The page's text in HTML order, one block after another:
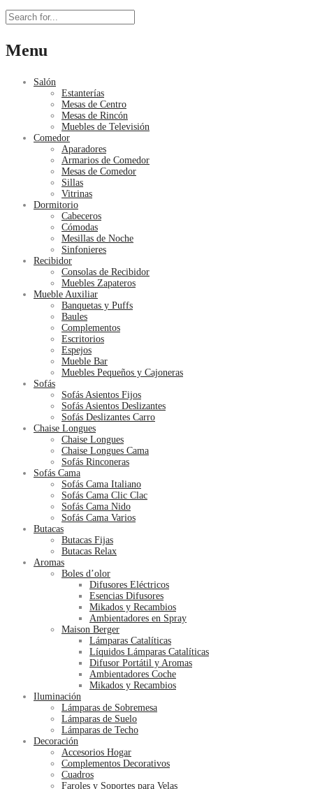
Menu
Salón
Estanterías
Mesas de Centro
Mesas de Rincón
Muebles de Televisión
Comedor
Aparadores
Armarios de Comedor
Mesas de Comedor
Sillas
Vitrinas
Dormitorio
Cabeceros
Cómodas
Mesillas de Noche
Sinfonieres
Recibidor
Consolas de Recibidor
Muebles Zapateros
Mueble Auxiliar
Banquetas y Puffs
Baules
Complementos
Escritorios
Espejos
Mueble Bar
Muebles Pequeños y Cajoneras
Sofás
Sofás Asientos Fijos
Sofás Asientos Deslizantes
Sofás Deslizantes Carro
Chaise Longues
Chaise Longues
Chaise Longues Cama
Sofás Rinconeras
Sofás Cama
Sofás Cama Italiano
Sofás Cama Clic Clac
Sofás Cama Nido
Sofás Cama Varios
Butacas
Butacas Fijas
Butacas Relax
Aromas
Boles d’olor
Difusores Eléctricos
Esencias Difusores
Mikados y Recambios
Ambientadores en Spray
Maison Berger
Lámparas Catalíticas
Líquidos Lámparas Catalíticas
Difusor Portátil y Aromas
Ambientadores Coche
Mikados y Recambios
Iluminación
Lámparas de Sobremesa
Lámparas de Suelo
Lámparas de Techo
Decoración
Accesorios Hogar
Complementos Decorativos
Cuadros
Faroles y Soportes para Velas